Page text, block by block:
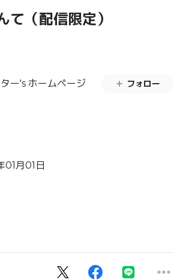
て（配信限定）
ー's ホームページ フォロー
01月01日